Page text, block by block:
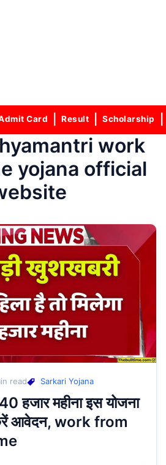
Card Result Scholarship
work
yojana official
read Sarkari Yojana
हजार महीना इस योजना
आवेदन, work from